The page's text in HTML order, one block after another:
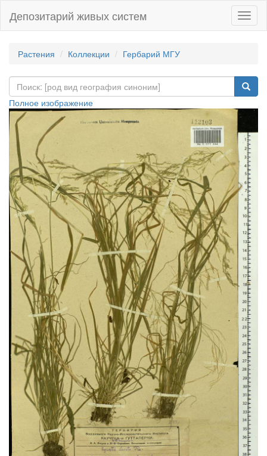
Депозитарий живых систем
Растения Коллекции Гербарий МГУ
Полное изображение